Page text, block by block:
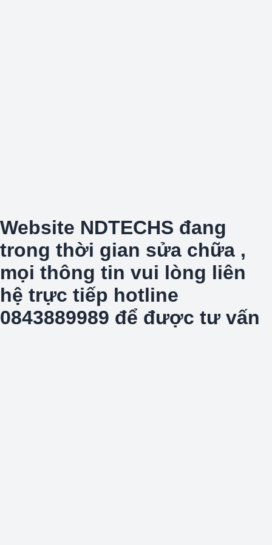
Website NDTECHS đang
trong thời gian sửa chữa ,
mọi thông tin vui lòng liên
hệ trực tiếp hotline
0843889989 để được tư vấn